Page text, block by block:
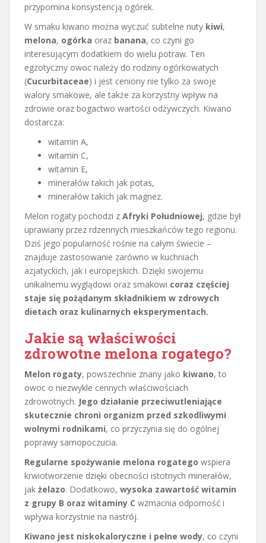
przypomina konsystencją ogórek.
W smaku kiwano można wyczuć subtelne nuty kiwi,
melona, ogórka oraz banana, co czyni go
interesującym dodatkiem do wielu potraw. Ten
egzotyczny owoc należy do rodziny ogórkowatych
(Cucurbitaceae) i jest ceniony nie tylko za swoje
walory smakowe, ale także za korzystny wpływ na
zdrowie oraz bogactwo wartości odżywczych. Kiwano
dostarcza:
witamin A,
witamin C,
witamin E,
minerałów takich jak potas,
minerałów takich jak magnez.
Melon rogaty pochodzi z Afryki Południowej, gdzie był
uprawiany przez rdzennych mieszkańców tego regionu.
Dziś jego popularność rośnie na całym świecie –
znajduje zastosowanie zarówno w kuchniach
azjatyckich, jak i europejskich. Dzięki swojemu
unikalnemu wyglądowi oraz smakowi coraz częściej
staje się pożądanym składnikiem w zdrowych
dietach oraz kulinarnych eksperymentach.
Jakie są właściwości
zdrowotne melona rogatego?
Melon rogaty, powszechnie znany jako kiwano, to
owoc o niezwykle cennych właściwościach
zdrowotnych. Jego działanie przeciwutleniające
skutecznie chroni organizm przed szkodliwymi
wolnymi rodnikami, co przyczynia się do ogólnej
poprawy samopoczucia.
Regularne spożywanie melona rogatego wspiera
krwiotworzenie dzięki obecności istotnych minerałów,
jak żelazo. Dodatkowo, wysoka zawartość witamin
z grupy B oraz witaminy C wzmacnia odporność i
wpływa korzystnie na nastrój.
Kiwano jest niskokaloryczne i pełne wody, co czyni